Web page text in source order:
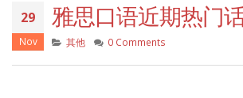
29
Nov
雅思口语近期热门
其他 0 Comments